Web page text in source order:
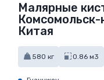
Малярные
Китая
580 кг 0.86 м3